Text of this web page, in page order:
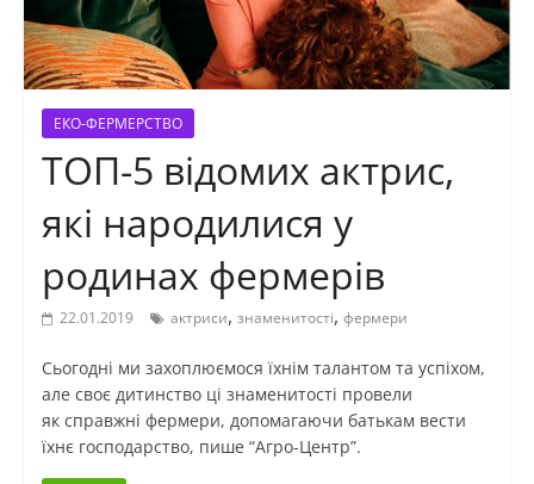
ЕКО-ФЕРМЕРСТВО
ТОП-5 відомих актрис,
які народилися у
родинах фермерів
22.01.2019 актриси, знаменитості, фермери
Сьогодні ми захоплюємося їхнім талантом та успіхом,
але своє дитинство ці знаменитості провели
як справжні фермери, допомагаючи батькам вести
їхнє господарство, пише “Агро-Центр”.